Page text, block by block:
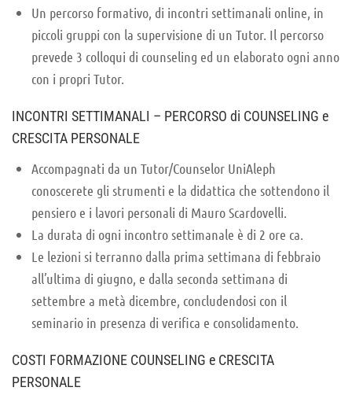
Un percorso formativo, di incontri settimanali online, in
piccoli gruppi con la supervisione di un Tutor. Il percorso
prevede 3 colloqui di counseling ed un elaborato ogni anno
con i propri Tutor.
INCONTRI SETTIMANALI – PERCORSO di COUNSELING e
CRESCITA PERSONALE
Accompagnati da un Tutor/Counselor UniAleph
conoscerete gli strumenti e la didattica che sottendono il
pensiero e i lavori personali di Mauro Scardovelli.
La durata di ogni incontro settimanale è di 2 ore ca.
Le lezioni si terranno dalla prima settimana di febbraio
all’ultima di giugno, e dalla seconda settimana di
settembre a metà dicembre, concludendosi con il
seminario in presenza di verifica e consolidamento.
COSTI FORMAZIONE COUNSELING e CRESCITA
PERSONALE